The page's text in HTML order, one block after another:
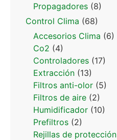
Propagadores (8)
Control Clima (68)
Accesorios Clima (6)
Co2 (4)
Controladores (17)
Extracción (13)
Filtros anti-olor (5)
Filtros de aire (2)
Humidificador (10)
Prefiltros (2)
Rejillas de protección